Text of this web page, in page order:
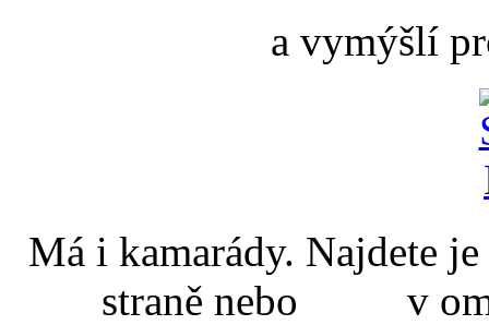
a vymýšlí
Má i kamarády.
straně nebo v